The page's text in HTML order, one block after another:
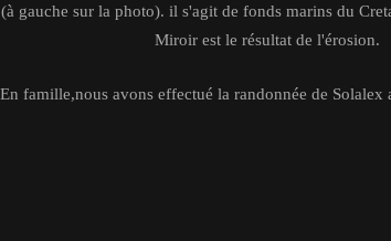
gauche sur la photo). il s'agit de fonds marins du
Miroir est le résultat de l'érosion.
En famille,nous avons effectué la randonnée de Solalex